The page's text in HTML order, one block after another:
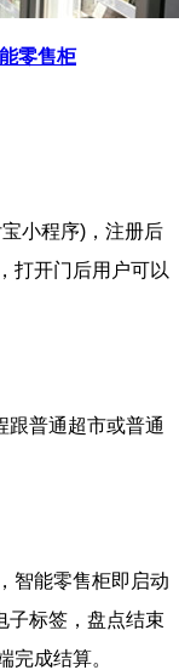
零售柜
小程序)，注册后
打开门后用户可以
普通超市或普通
能零售柜即启动
子标签，盘点结束
完成结算。